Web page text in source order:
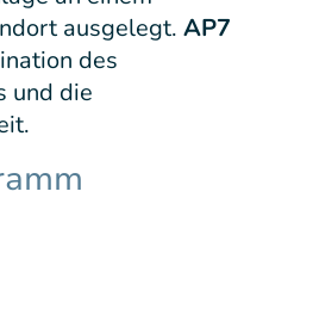
ausgelegt. AP7
des
und die